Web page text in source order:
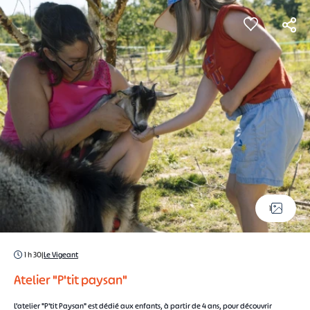
Panneau de gestion des cookies
1
1 h 30|Le Vigeant
Atelier "P'tit paysan"
L'atelier "P'tit Paysan" est dédié aux enfants, à partir de 4 ans, pour découvrir